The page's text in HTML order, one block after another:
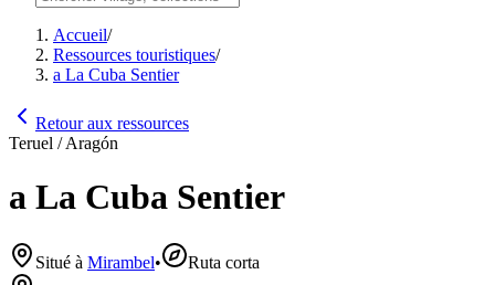
Accueil/
Ressources touristiques/
a La Cuba Sentier
Retour aux ressources
Teruel / Aragón
a La Cuba Sentier
Situé à Mirambel• Ruta corta